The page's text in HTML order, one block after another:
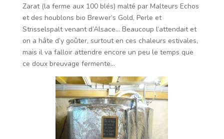
Zarat (la ferme aux 100 blés) malté par Malteurs Echos
et des houblons bio Brewer’s Gold, Perle et
Strisselspalt venant d’Alsace… Beaucoup l’attendait et
on a hâte d’y goûter, surtout en ces chaleurs estivales,
mais il va falloir attendre encore un peu le temps que
ce doux breuvage fermente…